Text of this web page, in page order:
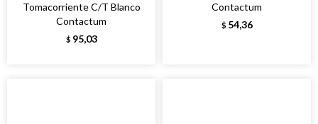
Tomacorriente C/T Blanco
Contactum
$ 95,03
Contactum
$ 54,36